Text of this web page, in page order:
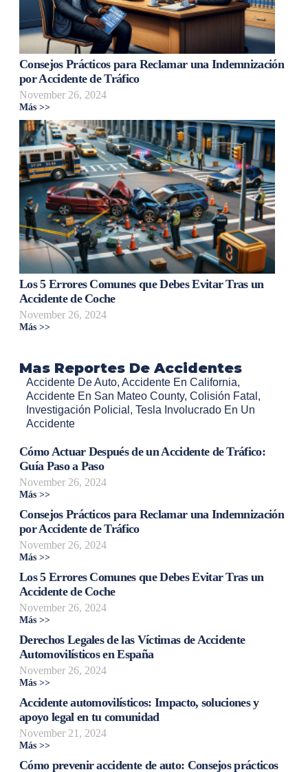
Consejos Prácticos para Reclamar una Indemnización
por Accidente de Tráfico
November 26, 2024
Más >>
Los 5 Errores Comunes que Debes Evitar Tras un
Accidente de Coche
November 26, 2024
Más >>
Mas Reportes De Accidentes
Accidente De Auto, Accidente En California,
Accidente En San Mateo County, Colisión Fatal ,
Investigación Policial , Tesla Involucrado En Un
Accidente
Cómo Actuar Después de un Accidente de Tráfico:
Guía Paso a Paso
November 26, 2024
Más >>
Consejos Prácticos para Reclamar una Indemnización
por Accidente de Tráfico
November 26, 2024
Más >>
Los 5 Errores Comunes que Debes Evitar Tras un
Accidente de Coche
November 26, 2024
Más >>
Derechos Legales de las Víctimas de Accidente
Automovilísticos en España
November 26, 2024
Más >>
Accidente automovilísticos: Impacto, soluciones y
apoyo legal en tu comunidad
November 21, 2024
Más >>
Cómo prevenir accidente de auto: Consejos prácticos